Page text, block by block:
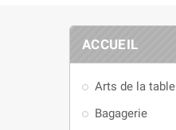
ACCUEIL
Arts de la table
Bagagerie